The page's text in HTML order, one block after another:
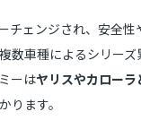
チェンジされ、安全性
数車種によるシリーズ
ーはヤリスやカロー
ります。